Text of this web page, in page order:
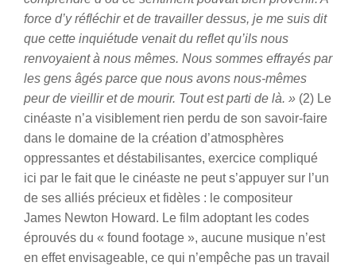
force d’y réfléchir et de travailler dessus, je me suis dit
que cette inquiétude venait du reflet qu’ils nous
renvoyaient à nous mêmes. Nous sommes effrayés par
les gens âgés parce que nous avons nous-mêmes
peur de vieillir et de mourir. Tout est parti de là. » (2) Le
cinéaste n’a visiblement rien perdu de son savoir-faire
dans le domaine de la création d’atmosphères
oppressantes et déstabilisantes, exercice compliqué
ici par le fait que le cinéaste ne peut s’appuyer sur l’un
de ses alliés précieux et fidèles : le compositeur
James Newton Howard. Le film adoptant les codes
éprouvés du « found footage », aucune musique n’est
en effet envisageable, ce qui n’empêche pas un travail